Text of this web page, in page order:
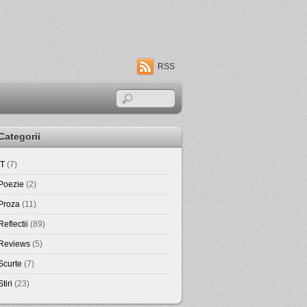
RSS
(7)
(2)
(11)
(89)
(5)
(7)
(23)